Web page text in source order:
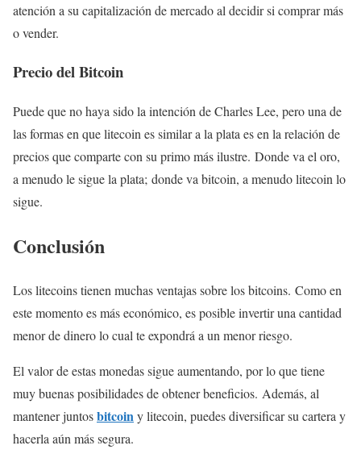
atención a su capitalización de mercado al decidir si comprar más
o vender.
Precio del Bitcoin
Puede que no haya sido la intención de Charles Lee, pero una de
las formas en que litecoin es similar a la plata es en la relación de
precios que comparte con su primo más ilustre. Donde va el oro,
a menudo le sigue la plata; donde va bitcoin, a menudo litecoin lo
sigue.
Conclusión
Los litecoins tienen muchas ventajas sobre los bitcoins. Como en
este momento es más económico, es posible invertir una cantidad
menor de dinero lo cual te expondrá a un menor riesgo.
El valor de estas monedas sigue aumentando, por lo que tiene
muy buenas posibilidades de obtener beneficios. Además, al
mantener juntosbitcoiny litecoin, puedes diversificar su cartera y
hacerla aún más segura.